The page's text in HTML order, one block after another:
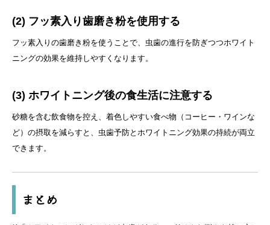
(2) フッ素入り歯磨き粉を使用する
フッ素入りの歯磨き粉を使うことで、虫歯の進行を防ぎつつホワイト
ニングの効果を維持しやすくなります。
(3) ホワイトニング後の食生活に注意する
砂糖を含む飲食物を控え、着色しやすい食べ物（コーヒー・ワインな
ど）の摂取を減らすと、虫歯予防とホワイトニング効果の持続が両立
できます。
まとめ